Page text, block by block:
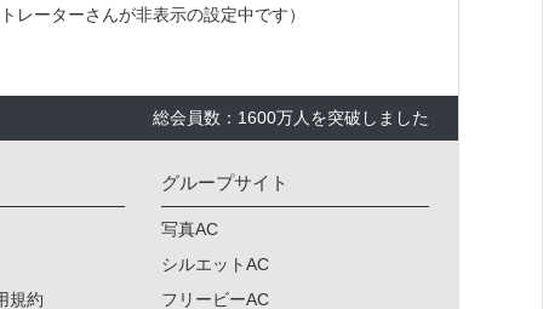
レーターさんが非表示の設定中です）
総会員数：1600万人を突破しました
規約
グループサイト
写真AC
シルエットAC
フリービーAC